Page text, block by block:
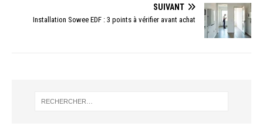
SUIVANT
Installation Sowee EDF : 3 points à vérifier avant achat